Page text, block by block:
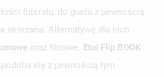
futerału, do gustu z pewnością
skórzana. Alternatywę dla nich
oraz filcowe. Etui Flip BOOK
się z pewnością tym
add_circle_outline UTWÓRZ NOWĄ LISTĘ
UTWÓRZ LISTĘ ŻYCZEŃ
ANULUJ ZALOGUJ SIĘ